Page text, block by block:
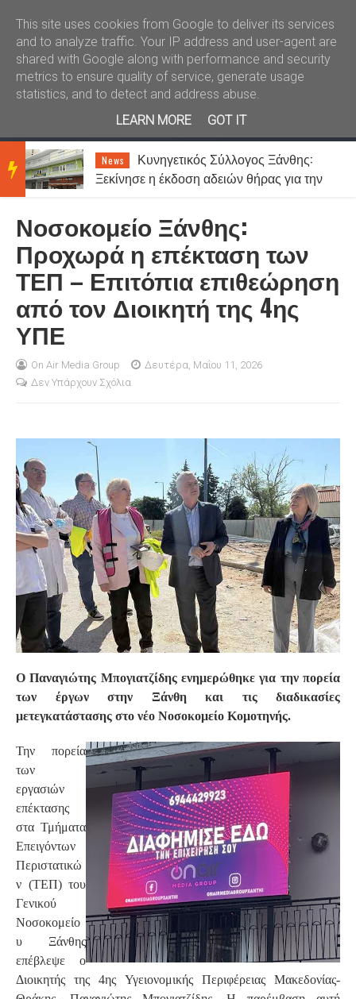
Καλώς ήλθατε Kral News
BRE
AKIN
NEW
News
Κυνηγετικός Σύλλογος Ξάνθης:
Ξεκίνησε η έκδοση αδειών θήρας για την
Νοσοκομείο Ξάνθης:
Προχωρά η επέκταση των
ΤΕΠ – Επιτόπια επιθεώρηση
από τον Διοικητή της 4ης
ΥΠΕ
On Air Media Group
Δευτέρα, Μαΐου 11, 2026
Δεν Υπάρχουν Σχόλια
Ο Παναγιώτης Μπογιατζίδης ενημερώθηκε για την πορεία
των έργων στην Ξάνθη και τις διαδικασίες
μετεγκατάστασης στο νέο Νοσοκομείο Κομοτηνής.
Την πορεία
των
εργασιών
επέκτασης
στα Τμήματα
Επειγόντων
Περιστατικώ
ν (ΤΕΠ) του
Γενικού
Νοσοκομείο
υ Ξάνθης
επέβλεψε ο
Διοικητής της 4ης Υγειονομικής Περιφέρειας Μακεδονίας-
This site uses cookies from Google to deliver its services
and to analyze traffic. Your IP address and user-agent are
shared with Google along with performance and security
metrics to ensure quality of service, generate usage
statistics, and to detect and address abuse.
LEARN MORE
GOT IT